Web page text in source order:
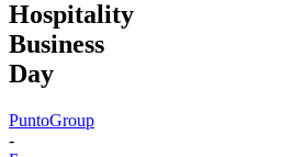
Hospitality
Business
Day
PuntoGroup
-